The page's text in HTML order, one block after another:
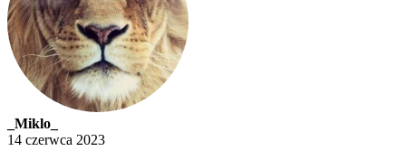
_Miklo_
14 czerwca 2023